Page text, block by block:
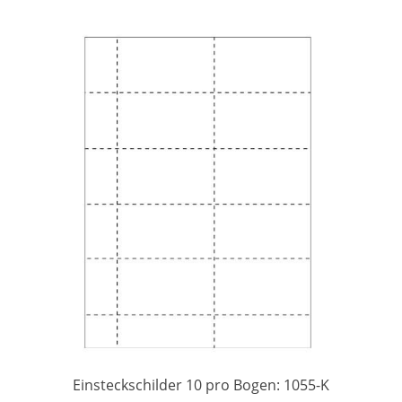
Einsteckschilder 10 pro Bogen: 1055-K